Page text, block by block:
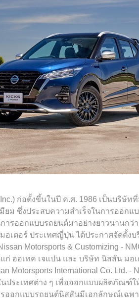
ก่อตั้งขึ้นในปี ค.ศ. 1986 เป็นบริษัท
ม ซึ่งประสบความสำเร็จในการออก
ารออกแบบรถยนต์มาอย่างยาวนานกว่
อเตอร์ ประเทศญี่ปุ่น ได้ประกาศจัดตั้ง
Motorsports & Customizing -
ออเทค เจแปน และ บริษัท นิสสัน มอ
Motorsports International Co. Ltd. -
ประเทศต่าง ๆ เพื่อออกแบบผลิตภัณฑ์ใ
ออกแบบรถยนต์นิสสันมีเอกลักษณ์เฉพ